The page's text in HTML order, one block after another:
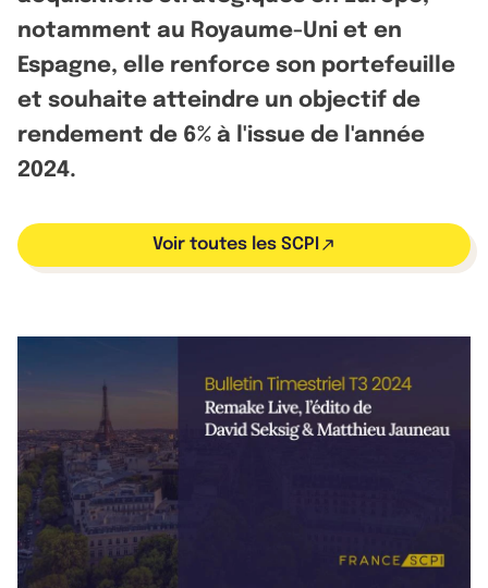
notamment au Royaume-Uni et en
Espagne, elle renforce son portefeuille
et souhaite atteindre un objectif de
rendement de 6% à l'issue de l'année
2024.
Voir toutes les SCPI